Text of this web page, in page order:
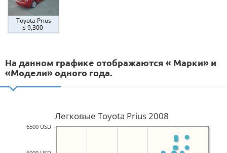
Toyota Prius
$ 9,300
На данном графике отображаются « Марки» и
«Модели» одного года.
Легковые Toyota Prius 2008
6500 USD